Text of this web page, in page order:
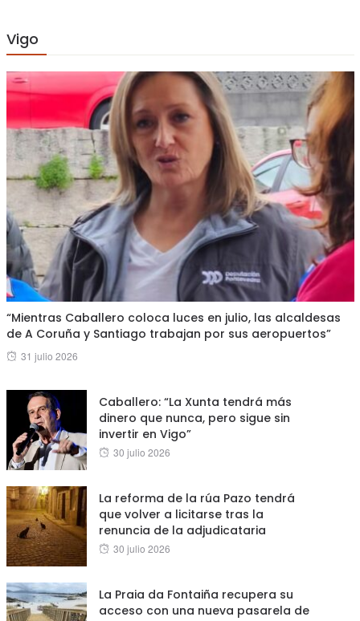
Vigo
“Mientras Caballero coloca luces en julio, las alcaldesas
de A Coruña y Santiago trabajan por sus aeropuertos”
Posted
31 julio 2026
Caballero: “La Xunta tendrá más
dinero que nunca, pero sigue sin
invertir en Vigo”
Posted
30 julio 2026
La reforma de la rúa Pazo tendrá
que volver a licitarse tras la
renuncia de la adjudicataria
Posted
30 julio 2026
La Praia da Fontaiña recupera su
acceso con una nueva pasarela de